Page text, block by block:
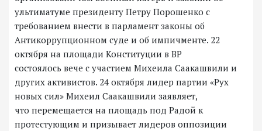
ультиматуме президенту Петру Порошенко с
требованием внести в парламент законы об
Антикоррупционном суде и об импичменте. 22
октября на площади Конституции в ВР
состоялось вече с участием Михеила Саакашвили и
других активистов. 24 октября лидер партии «Рух
новых сил» Михеил Саакашвили заявляет,
что перемещается на площадь под Радой к
протестующим и призывает лидеров оппозиции